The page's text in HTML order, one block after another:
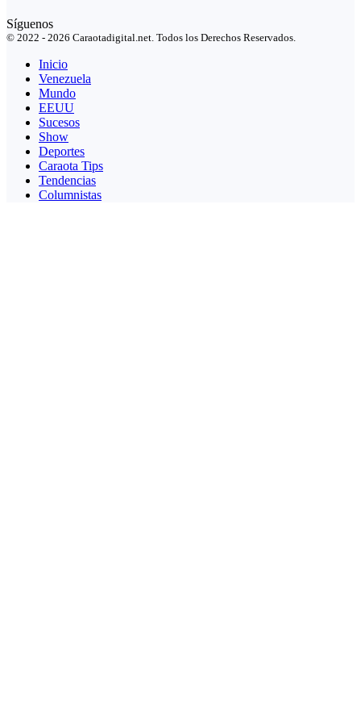
Síguenos
© 2022 - 2026 Caraotadigital.net. Todos los Derechos Reservados.
Inicio
Venezuela
Mundo
EEUU
Sucesos
Show
Deportes
Caraota Tips
Tendencias
Columnistas